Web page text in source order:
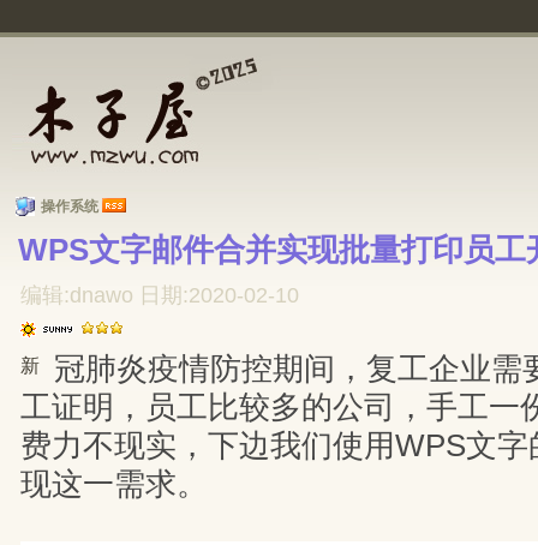
操作系统
WPS文字邮件合并实现批量打印员工
编辑:dnawo 日期:2020-02-10
新
冠肺炎疫情防控期间，复工企业需
工证明，员工比较多的公司，手工一
费力不现实，下边我们使用WPS文
现这一需求。